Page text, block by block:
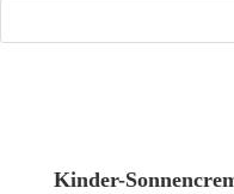
Kinder-